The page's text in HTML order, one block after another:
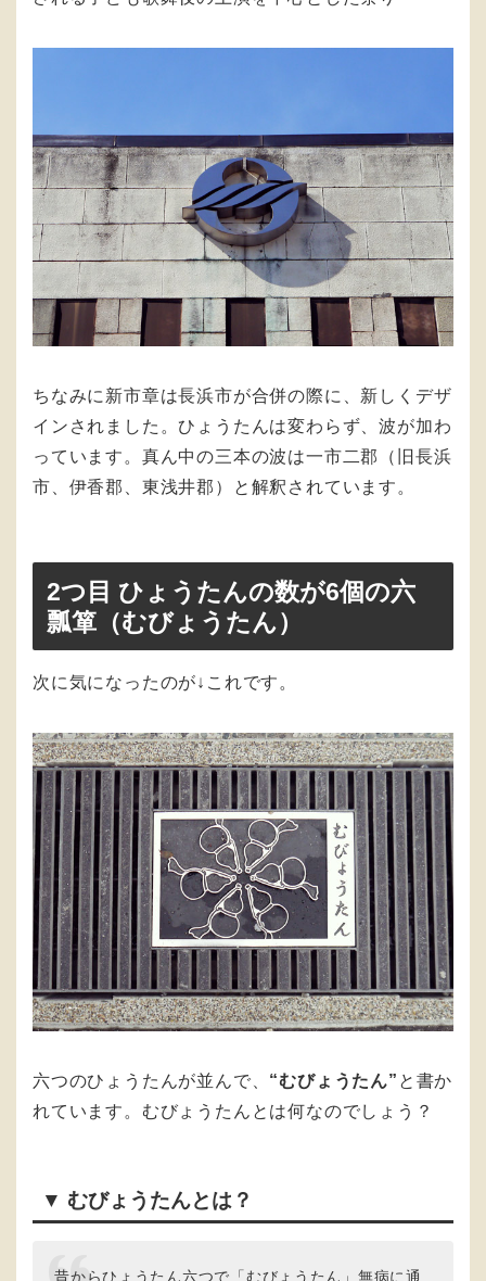
ちなみに新市章は長浜市が合併の際に、新しくデザ
インされました。ひょうたんは変わらず、波が加わ
っています。真ん中の三本の波は一市二郡（旧長浜
市、伊香郡、東浅井郡）と解釈されています。
2つ目 ひょうたんの数が6個の六
瓢箪（むびょうたん）
次に気になったのが↓これです。
六つのひょうたんが並んで、 “むびょうたん” と書か
れています。むびょうたんとは何なのでしょう？
▼ むびょうたんとは？
昔からひょうたん六つで「むびょうたん」無病に通